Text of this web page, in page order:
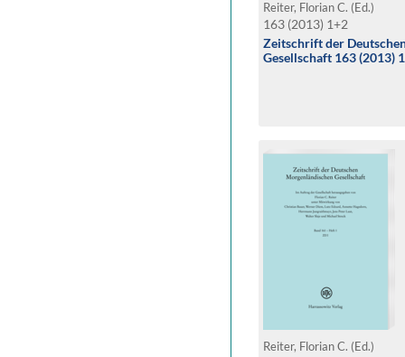
Reiter, Florian C. (Ed.)
163 (2013) 1+2
Zeitschrift der
Gesellschaft 163 (2013)
Reiter, Florian C. (Ed.)